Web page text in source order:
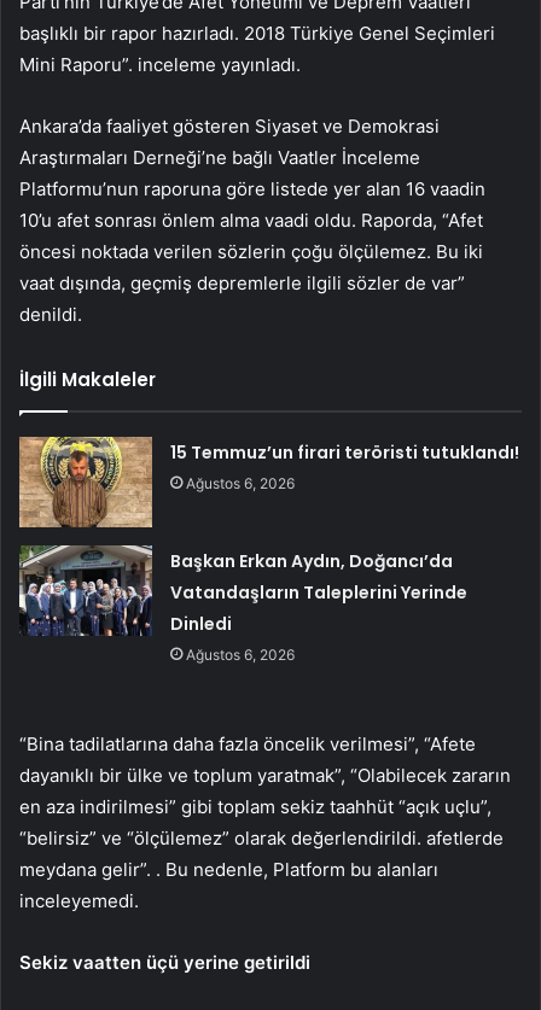
başlıklı bir rapor hazırladı. 2018 Türkiye Genel Seçimleri
Mini Raporu”. inceleme yayınladı.
Ankara’da faaliyet gösteren Siyaset ve Demokrasi
Araştırmaları Derneği’ne bağlı Vaatler İnceleme
Platformu’nun raporuna göre listede yer alan 16 vaadin
10’u afet sonrası önlem alma vaadi oldu. Raporda, “Afet
öncesi noktada verilen sözlerin çoğu ölçülemez. Bu iki
vaat dışında, geçmiş depremlerle ilgili sözler de var”
denildi.
İlgili Makaleler
15 Temmuz’un firari teröristi tutuklandı!
Ağustos 6, 2026
Başkan Erkan Aydın, Doğancı’da
Vatandaşların Taleplerini Yerinde
Dinledi
Ağustos 6, 2026
“Bina tadilatlarına daha fazla öncelik verilmesi”, “Afete
dayanıklı bir ülke ve toplum yaratmak”, “Olabilecek zararın
en aza indirilmesi” gibi toplam sekiz taahhüt “açık uçlu”,
“belirsiz” ve “ölçülemez” olarak değerlendirildi. afetlerde
meydana gelir”. . Bu nedenle, Platform bu alanları
inceleyemedi.
Sekiz vaatten üçü yerine getirildi